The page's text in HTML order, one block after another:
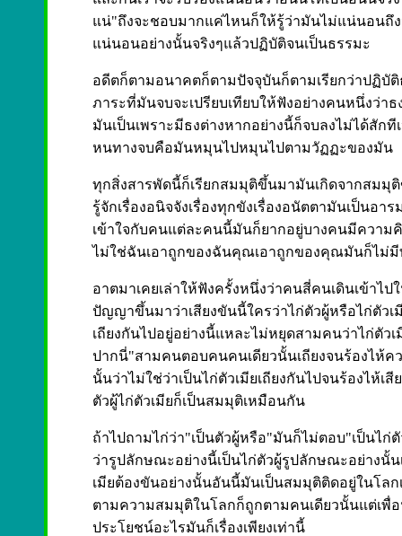
แน่"ถึงจะชอบมากแค่ไหนก็ให้รู้ว่ามันไม่แน่นอนถึ
แน่นอนอย่างนั้นจริงๆแล้วปฏิบัติจนเป็นธรรมะ
อดีตก็ตามอนาคตก็ตามปัจจุบันก็ตามเรียกว่าปฏิ
ภาระที่มันจบจะเปรียบเทียบให้ฟังอย่างคนหนึ่งว่า
มันเป็นเพราะมีธงต่างหากอย่างนี้ก็จบลงไม่ได้สัก
หนทางจบคือมันหมุนไปหมุนไปตามวัฏฏะของมัน
ทุกสิ่งสารพัดนี้ก็เรียกสมมุติขึ้นมามันเกิดจากสม
รู้จักเรื่องอนิจจังเรื่องทุกขังเรื่องอนัตตามันเป็นอ
เข้าใจกับคนแต่ละคนนี้มันก็ยากอยู่บางคนมีความ
ไม่ใช่ฉันเอาถูกของฉันคุณเอาถูกของคุณมันก็ไม่มี
อาตมาเคยเล่าให้ฟังครั้งหนึ่งว่าคนสี่คนเดินเข้าไ
ปัญญาขึ้นมาว่าเสียงขันนี้ใครว่าไก่ตัวผู้หรือไก่ตัว
เถียงกันไปอยู่อย่างนี้แหละไม่หยุดสามคนว่าไก่ตัว
ปากนี่"สามคนตอบคนคนเดียวนั้นเถียงจนร้องไห้
นั้นว่าไม่ใช่ว่าเป็นไก่ตัวเมียเถียงกันไปจนร้องไห้
ตัวผู้ไก่ตัวเมียก็เป็นสมมุติเหมือนกัน
ถ้าไปถามไก่ว่า"เป็นตัวผู้หรือ"มันก็ไม่ตอบ"เป็นไ
ว่ารูปลักษณะอย่างนี้เป็นไก่ตัวผู้รูปลักษณะอย่างนั้
เมียต้องขันอย่างนั้นอันนี้มันเป็นสมมุติติดอยู่ในโล
ตามความสมมุติในโลกก็ถูกตามคนเดียวนั้นแต่เพื่
ประโยชน์อะไรมันก็เรื่องเพียงเท่านี้